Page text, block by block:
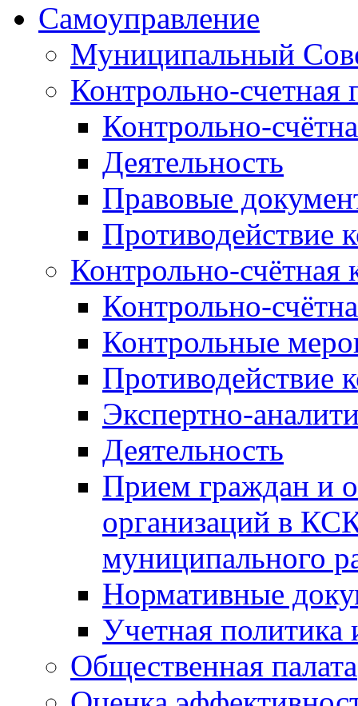
Самоуправление
Муниципальный
Контрольно-счетная
Контрольно-
Деятельность
Правовые
Противодействие
Контрольно-счётная
Контрольно-
Контрольные
Противодействие
Экспертно-
Деятельность
Прием граждан и
организаций в
муниципального
Нормативные
Учетная политика
Общественная палата